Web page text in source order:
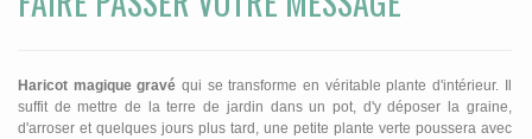
Haricot magique gravé qui se transforme en véritable plante d'intérieur. Il
suffit de mettre de la terre de jardin dans un pot, d'y déposer la graine,
d'arroser et quelques jours plus tard, une petite plante verte poussera avec